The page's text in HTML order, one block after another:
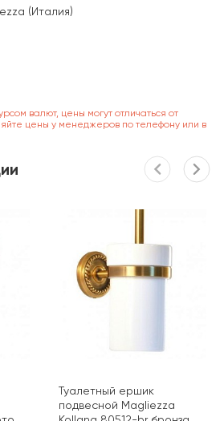
(Италия)
валют, цены могут отличаться от
цены у менеджеров по телефону или в
Туалетный ершик
подвесной Magliezza